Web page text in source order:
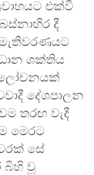
එක්වී
දී
ශක්තිය
දේශපාලන
තරඟ වැදී
මෙරට
සේ
බිහි වූ